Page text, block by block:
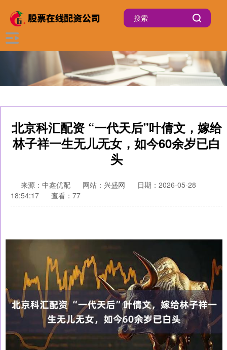
北京科汇配资 “一代天后”叶倩文，嫁给
林子祥一生无儿无女，如今60余岁已白
头
来源：中鑫优配 网站：兴盛网
日期：2026-05-28
18:54:17
查看：77